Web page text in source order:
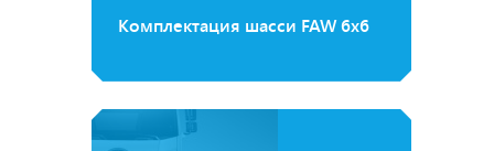
Комплектация шасси FAW 6x6